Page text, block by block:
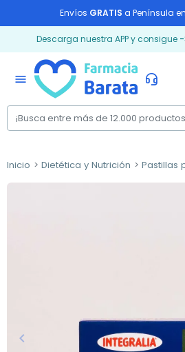
Envíos GRATIS a Península
Descarga nuestra APP y consigue -
menu
Inicio Dietética y Nutrición Pastillas
Anterior
keyboard_arrow_left